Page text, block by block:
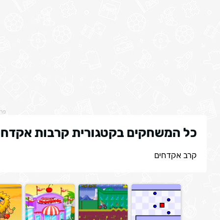
כל המשחקים בקטגורית קרבות אקדח
קרב אקדחים